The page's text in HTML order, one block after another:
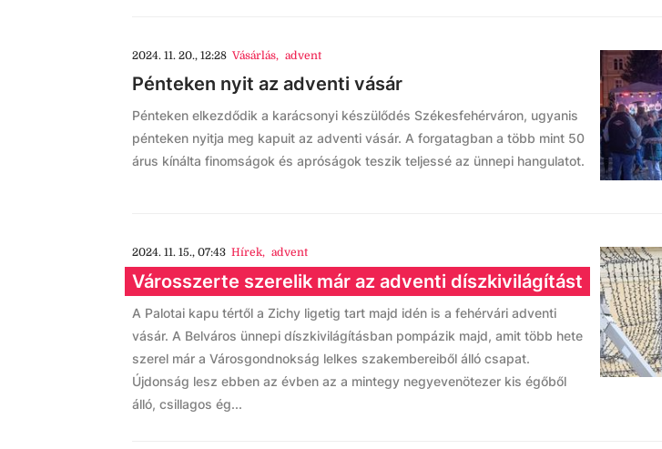
2024. 11. 20., 12:28 Vásárlás, advent
Pénteken nyit az adventi vásár
Pénteken elkezdődik a karácsonyi készülődés Székesfehérváron, ugyanis
pénteken nyitja meg kapuit az adventi vásár. A forgatagban a több mint 50
árus kínálta finomságok és apróságok teszik teljessé az ünnepi hangulatot.
2024. 11. 15., 07:43 Hírek, advent
Városszerte szerelik már az adventi díszkivilágítást
A Palotai kapu tértől a Zichy ligetig tart majd idén is a fehérvári adventi
vásár. A Belváros ünnepi díszkivilágításban pompázik majd, amit több hete
szerel már a Városgondnokság lelkes szakembereiből álló csapat.
Újdonság lesz ebben az évben az a mintegy negyevenötezer kis égőből
álló, csillagos ég...